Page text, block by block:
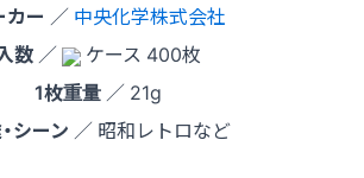
カー ／ 中央化学株式会社
数／
ケース 400枚
1枚重量／ 21g
シーン ／ 昭和レトロなど